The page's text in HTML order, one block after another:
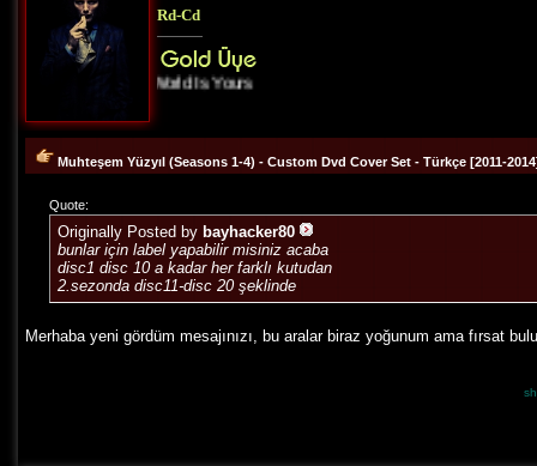
Rd-Cd
The World Is Yours
Muhteşem Yüzyıl (Seasons 1-4) - Custom Dvd Cover Set - Türkçe [2011-
Quote:
Originally Posted by bayhacker80
bunlar için label yapabilir misiniz acaba
disc1 disc 10 a kadar her farklı kutudan
2.sezonda disc11-disc 20 şeklinde
Merhaba yeni gördüm mesajınızı, bu aralar biraz yoğunum ama fırsat